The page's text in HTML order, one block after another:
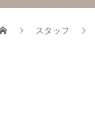
スタッフ